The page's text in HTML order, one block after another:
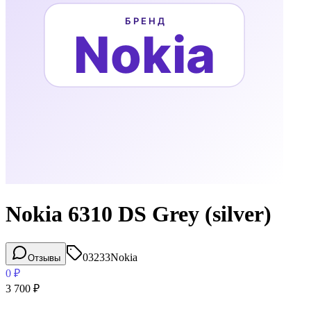
Nokia 6310 DS Grey (silver)
Отзывы 03233Nokia
0 ₽
3 700 ₽